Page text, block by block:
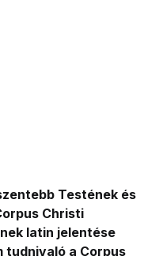
Testének és
Christi
latin jelentése
tudnivaló a Corpus